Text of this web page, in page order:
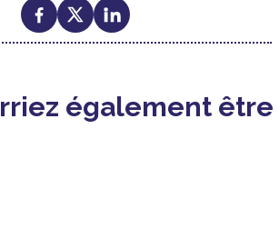
également être